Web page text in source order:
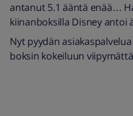
antanut 5.1 ääntä enää…
kiinanboksilla Disney antoi
Nyt pyydän
boksin kokeiluun